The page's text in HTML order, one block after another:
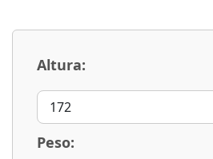
Altura:
Peso: